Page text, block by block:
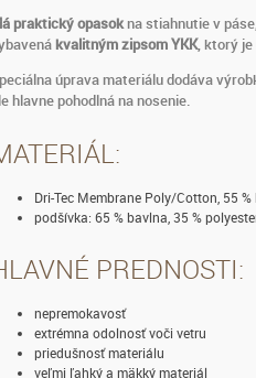
praktický opasokna stiahnutie v
kvalitným zipsom YKK, ktorý je
úprava materiálu dodáva
hlavne pohodlná na nosenie.
Dri-Tec Membrane Poly/Cotton, 55
podšívka: 65 % bavlna, 35 %
PREDNOSTI:
nepremokavosť
extrémna odolnosť voči vetru
priedušnosť materiálu
veľmi ľahký a mäkký materiál